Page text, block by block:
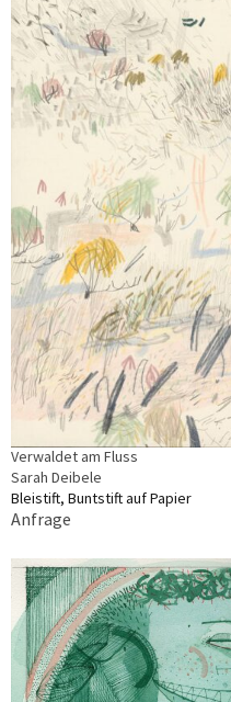
Verwaldet am Fluss
Sarah Deibele
Bleistift, Buntstift auf Papier
Anfrage